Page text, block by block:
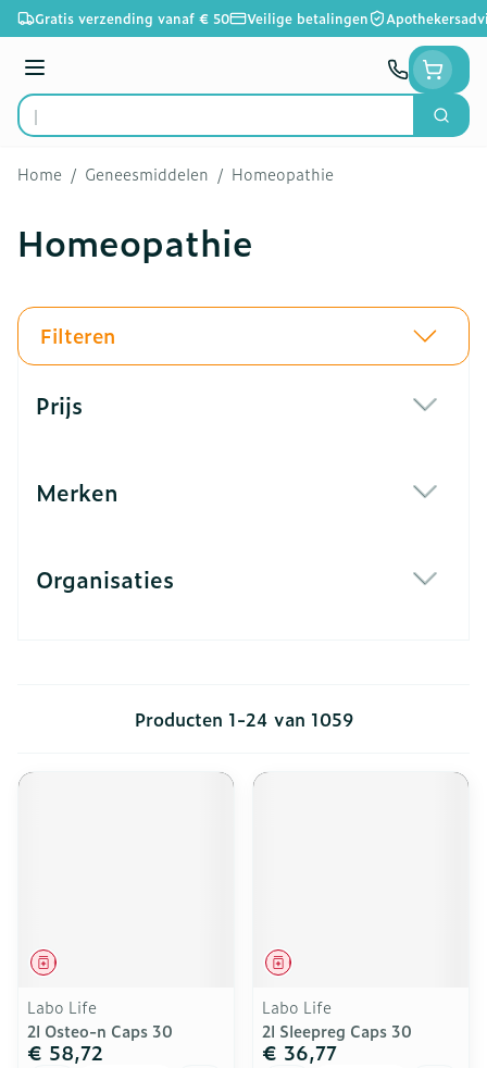
Ga naar de inhoud
Gratis verzending vanaf € 50 Veilige betalingen
Menu
Product, merk, categorie...
Zoek
Home / Geneesmiddelen / Homeopathie
Homeopathie
Filteren
Prijs
Merken
Organisaties
Producten 1-24 van 1059
Geneesmiddel
Labo Life
2l Osteo-n Caps 30
€ 58,72
Geneesmiddel
Labo Life
2l Sleepreg Caps 30
€ 36,77